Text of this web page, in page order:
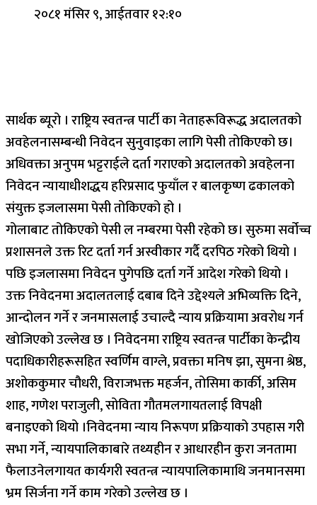
२०८१ मंसिर ९, आईतवार १२:१०
सार्थक ब्यूरो । राष्ट्रिय स्वतन्त्र पार्टी का नेताहरूविरूद्ध अदालतको
अवहेलनासम्बन्धी निवेदन सुनुवाइका लागि पेसी तोकिएको छ।
अधिवक्ता अनुपम भट्टराईले दर्ता गराएको अदालतको अवहेलना
निवेदन न्यायाधीशद्धय हरिप्रसाद फुयाँल र बालकृष्ण ढकालको
संयुक्त इजलासमा पेसी तोकिएको हो ।
गोलाबाट तोकिएको पेसी ल नम्बरमा पेसी रहेको छ। सुरुमा सर्वोच्च
प्रशासनले उक्त रिट दर्ता गर्न अस्वीकार गर्दै दरपिठ गरेको थियो ।
पछि इजलासमा निवेदन पुगेपछि दर्ता गर्ने आदेश गरेको थियो ।
उक्त निवेदनमा अदालतलाई दबाब दिने उद्देश्यले अभिव्यक्ति दिने,
आन्दोलन गर्ने र जनमासलाई उचाल्दै न्याय प्रक्रियामा अवरोध गर्न
खोजिएको उल्लेख छ । निवेदनमा राष्ट्रिय स्वतन्त्र पार्टीका केन्द्रीय
पदाधिकारीहरूसहित स्वर्णिम वाग्ले, प्रवक्ता मनिष झा, सुमना श्रेष्ठ,
अशोककुमार चौधरी, विराजभक्त महर्जन, तोसिमा कार्की, असिम
शाह, गणेश पराजुली, सोविता गौतमलगायतलाई विपक्षी
बनाइएको थियो ।निवेदनमा न्याय निरूपण प्रक्रियाको उपहास गरी
सभा गर्ने, न्यायपालिकाबारे तथ्यहीन र आधारहीन कुरा जनतामा
फैलाउनेलगायत कार्यगरी स्वतन्त्र न्यायपालिकामाथि जनमानसमा
भ्रम सिर्जना गर्ने काम गरेको उल्लेख छ ।